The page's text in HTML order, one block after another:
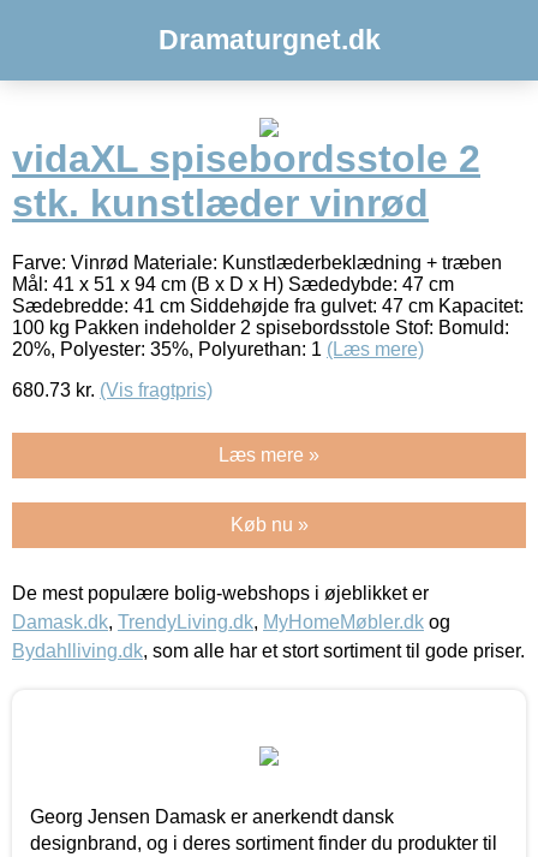
Dramaturgnet.dk
vidaXL spisebordsstole 2
stk. kunstlæder vinrød
Farve: Vinrød Materiale: Kunstlæderbeklædning + træben
Mål: 41 x 51 x 94 cm (B x D x H) Sædedybde: 47 cm
Sædebredde: 41 cm Siddehøjde fra gulvet: 47 cm Kapacitet:
100 kg Pakken indeholder 2 spisebordsstole Stof: Bomuld:
20%, Polyester: 35%, Polyurethan: 1 (Læs mere)
680.73 kr. (Vis fragtpris)
Læs mere »
Køb nu »
De mest populære bolig-webshops i øjeblikket er
Damask.dk, TrendyLiving.dk, MyHomeMøbler.dk og
Bydahlliving.dk, som alle har et stort sortiment til gode priser.
Georg Jensen Damask er anerkendt dansk
designbrand, og i deres sortiment finder du produkter til